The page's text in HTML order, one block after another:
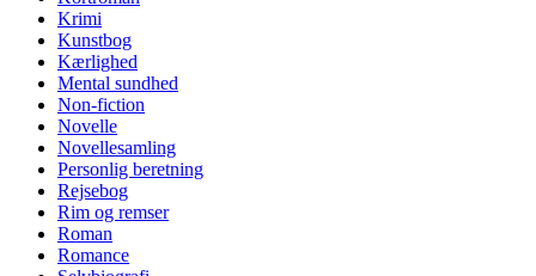
Krimi
Kunstbog
Kærlighed
Mental sundhed
Non-fiction
Novelle
Novellesamling
Personlig beretning
Rejsebog
Rim og remser
Roman
Romance